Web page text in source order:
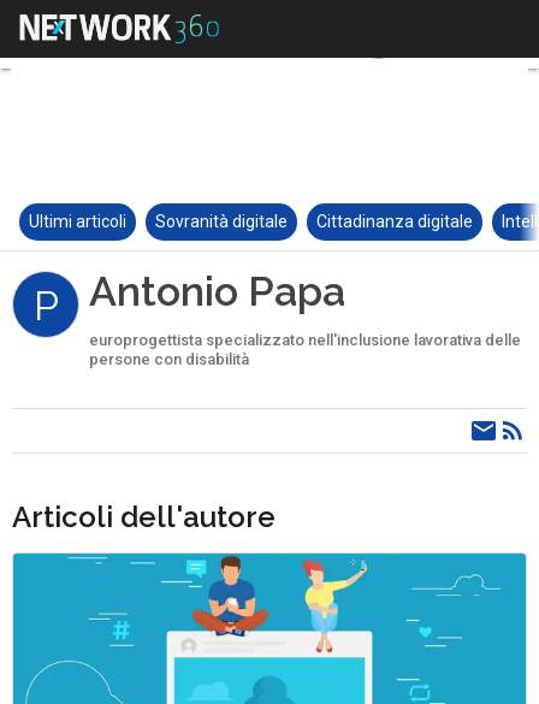
Ultimi articoli Sovranità digitale Cittadinanza digitale
P Antonio Papa
europrogettista specializzato nell'inclusione lavorativa delle
persone con disabilità
Articoli dell'autore